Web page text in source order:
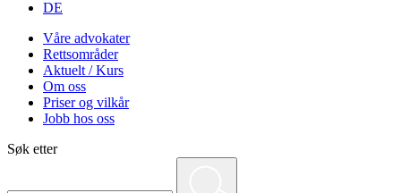
DE
Våre advokater
Rettsområder
Aktuelt / Kurs
Om oss
Priser og vilkår
Jobb hos oss
Søk etter